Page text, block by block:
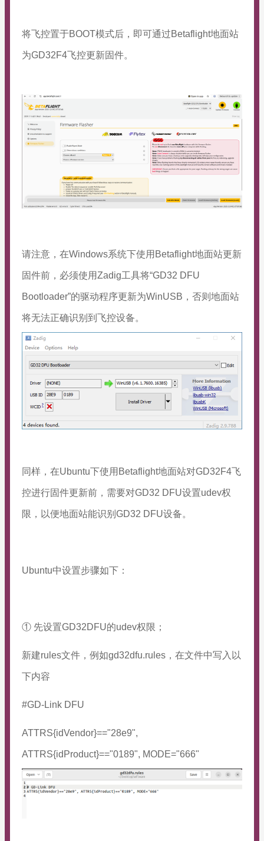
将飞控置于BOOT模式后，即可通过Betaflight地面站
为GD32F4飞控更新固件。
请注意，在Windows系统下使用Betaflight地面站更新
固件前，必须使用Zadig工具将“GD32 DFU
Bootloader”的驱动程序更新为WinUSB ，否则地面站
将无法正确识别到飞控设备。
同样，在Ubuntu下使用Betaflight地面站对GD32F4飞
控进行固件更新前，需要对GD32 DFU设置udev权
限，以便地面站能识别GD32 DFU设备。
Ubuntu中设置步骤如下：
① 先设置GD32DFU的udev权限；
新建rules文件，例如gd32dfu.rules ，在文件中写入以
下内容
#GD-Link DFU
ATTRS{idVendor}=="28e9",
ATTRS{idProduct}=="0189", MODE="666"